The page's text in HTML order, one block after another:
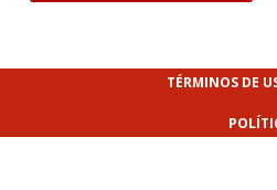
TÉRMINOS DE